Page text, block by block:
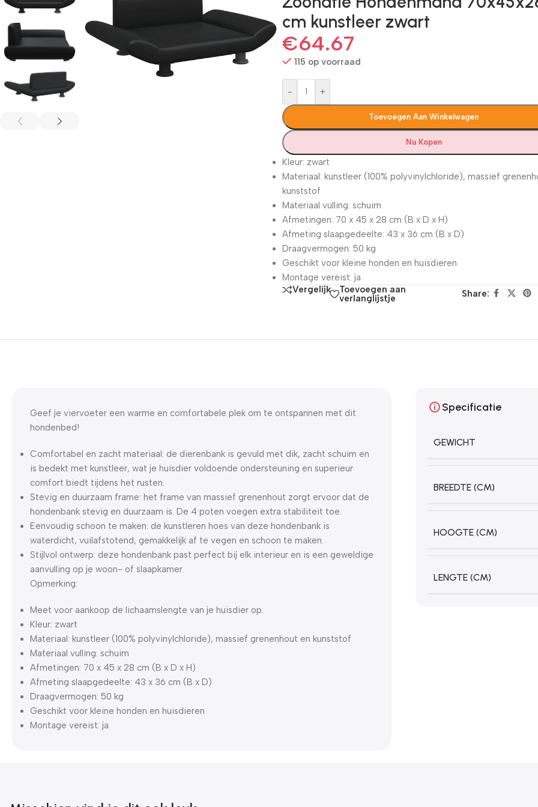
cm kunstleer zwart
€64.67
115 op voorraad
- +
Toevoegen Aan Winkelwagen
Nu Kopen
Kleur: zwart
Materiaal: kunstleer (100% polyvinylchloride), massief
kunststof
Materiaal vulling: schuim
Afmetingen: 70 x 45 x 28 cm (B x D x H)
Afmeting slaapgedeelte: 43 x 36 cm (B x D)
Draagvermogen: 50 kg
Geschikt voor kleine honden en huisdieren
Montage vereist: ja
Vergelijk
Toevoegen aan
verlanglijstje
Share:
Geef je viervoeter een warme en comfortabele plek om te ontspannen met dit
hondenbed!
Comfortabel en zacht materiaal: de dierenbank is gevuld met dik, zacht schuim en
is bedekt met kunstleer, wat je huisdier voldoende ondersteuning en superieur
comfort biedt tijdens het rusten.
Stevig en duurzaam frame: het frame van massief grenenhout zorgt ervoor dat de
hondenbank stevig en duurzaam is. De 4 poten voegen extra stabiliteit toe.
Eenvoudig schoon te maken: de kunstleren hoes van deze hondenbank is
waterdicht, vuilafstotend, gemakkelijk af te vegen en schoon te maken.
Stijlvol ontwerp: deze hondenbank past perfect bij elk interieur en is een geweldige
aanvulling op je woon- of slaapkamer.
Opmerking:
Meet voor aankoop de lichaamslengte van je huisdier op.
Kleur: zwart
Materiaal: kunstleer (100% polyvinylchloride), massief grenenhout en kunststof
Materiaal vulling: schuim
Afmetingen: 70 x 45 x 28 cm (B x D x H)
Afmeting slaapgedeelte: 43 x 36 cm (B x D)
Draagvermogen: 50 kg
Geschikt voor kleine honden en huisdieren
Montage vereist: ja
Specificatie
GEWICHT
BREEDTE (CM)
HOOGTE (CM)
LENGTE (CM)